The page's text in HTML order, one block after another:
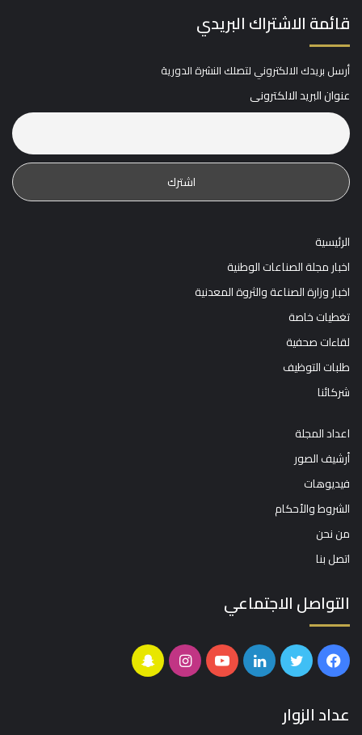
قائمة الاشتراك البريدي
أرسل بريدك الالكتروني لتصلك النشرة الدورية
عنوان البريد الالكترونى
الرئيسية
اخبار مجلة الصناعات الوطنية
اخبار وزارة الصناعة والثروة المعدنية
تغطيات خاصة
لقاءات صحفية
شركائنا
اعداد المجلة
أرشيف الصور
فيديوهات
الشروط والأحكام
اتصل بنا
التواصل الاجتماعي
فيسبوكتويتر